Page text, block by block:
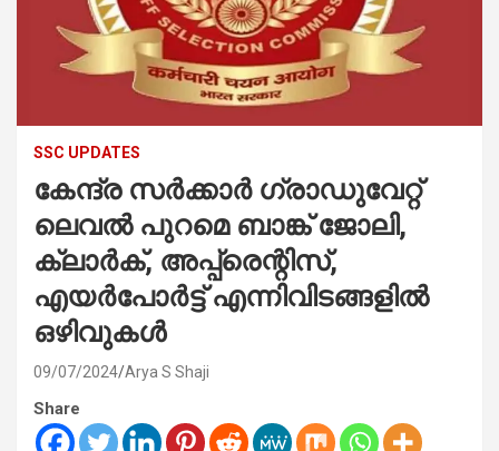
SSC UPDATES
കേന്ദ്ര സർക്കാർ ഗ്രാഡുവേറ്റ്
ലെവൽ പുറമെ ബാങ്ക് ജോലി,
ക്ലാർക്, അപ്പ്രെന്റിസ്,
എയർപോർട്ട് എന്നിവിടങ്ങളിൽ
ഒഴിവുകൾ
09/07/2024 Arya S Shaji
Share